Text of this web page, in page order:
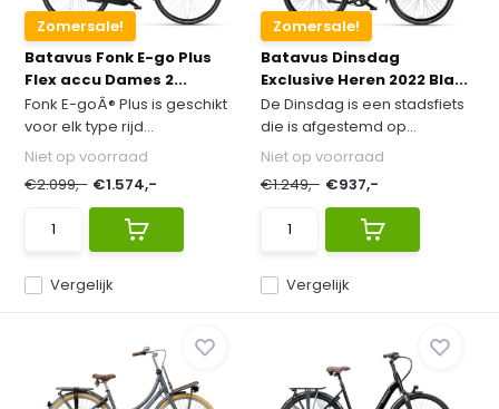
Zomersale!
Batavus Fonk E-go Plus
Flex accu Dames 2...
Fonk E-goÂ® Plus is geschikt
voor elk type rijd...
Vergelijk
Niet op voorraad
€2.099,- €1.574,-
Zomersale!
Batavus Dinsdag
Exclusive Heren 2022 Bla...
De Dinsdag is een stadsfiets
die is afgestemd op...
Vergelijk
Niet op voorraad
€1.249,- €937,-